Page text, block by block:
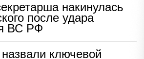
накинулась
после удара
ВС РФ
ключевой